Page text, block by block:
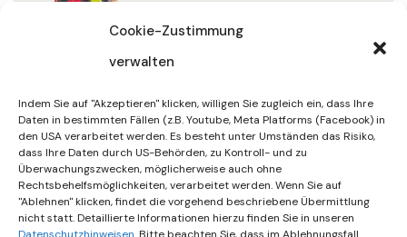
Cookie-Zustimmung
verwalten
Indem Sie auf "Akzeptieren" klicken, willigen Sie zugleich ein, dass Ihre
Daten in bestimmten Fällen (z.B. Youtube, Meta Platforms (Facebook) in
den USA verarbeitet werden. Es besteht unter Umständen das Risiko,
dass Ihre Daten durch US-Behörden, zu Kontroll- und zu
Überwachungszwecken, möglicherweise auch ohne
Rechtsbehelfsmöglichkeiten, verarbeitet werden. Wenn Sie auf
"Ablehnen" klicken, findet die vorgehend beschriebene Übermittlung
nicht statt. Detaillierte Informationen hierzu finden Sie in unseren
Sommerferien | KW 31/…
30. Juli 2026
Gemeinsames Friedensgebet
Setzt Zeichen …
15. Juli 2026